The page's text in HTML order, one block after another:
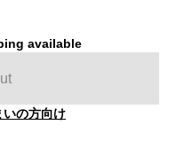
available
いの方向け